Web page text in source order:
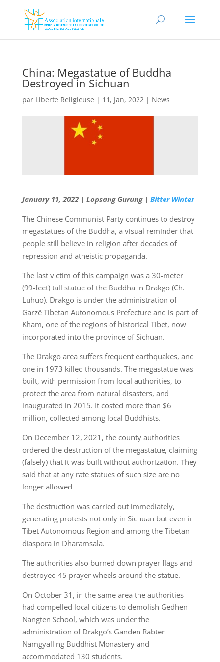
China: Megastatue of Buddha
Destroyed in Sichuan
par Liberte Religieuse | 11, Jan, 2022| News
January 11, 2022 | Lopsang Gurung | Bitter Winter
The Chinese Communist Party continues to destroy
megastatues of the Buddha, a visual reminder that
people still believe in religion after decades of
repression and atheistic propaganda.
The last victim of this campaign was a 30-meter
(99-feet) tall statue of the Buddha in Drakgo (Ch.
Luhuo). Drakgo is under the administration of
Garzê Tibetan Autonomous Prefecture and is part of
Kham, one of the regions of historical Tibet, now
incorporated into the province of Sichuan.
The Drakgo area suffers frequent earthquakes, and
one in 1973 killed thousands. The megastatue was
built, with permission from local authorities, to
protect the area from natural disasters, and
inaugurated in 2015. It costed more than $6
million, collected among local Buddhists.
On December 12, 2021, the county authorities
ordered the destruction of the megastatue, claiming
(falsely) that it was built without authorization. They
said that at any rate statues of such size are no
longer allowed.
The destruction was carried out immediately,
generating protests not only in Sichuan but even in
Tibet Autonomous Region and among the Tibetan
diaspora in Dharamsala.
The authorities also burned down prayer flags and
destroyed 45 prayer wheels around the statue.
On October 31, in the same area the authorities
had compelled local citizens to demolish Gedhen
Nangten School, which was under the
administration of Drakgo’s Ganden Rabten
Namgyalling Buddhist Monastery and
accommodated 130 students.